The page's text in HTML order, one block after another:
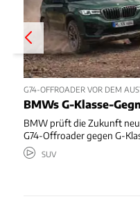
G74-OFFROADER VOR DEM
BMWs G-Klasse-
BMW prüft die Zukunft
G74-Offroader gegen G-
SUV